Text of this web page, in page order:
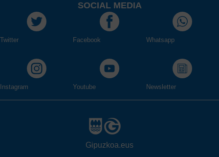
SOCIAL MEDIA
Twitter Facebook Whatsapp
Instagram Youtube Newsletter
Gipuzkoa.eus